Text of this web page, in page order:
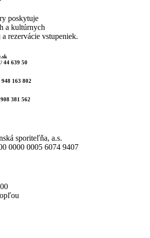
poskytuje
a kultúrnych
rezervácie vstupeniek.
44 639 50
163 802
381 562
sporiteľňa, a.s.
0000 0005 6074 9407